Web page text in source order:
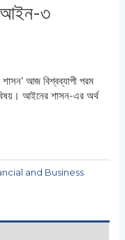
আইন-৩
বিষয়। আইনের শাসন-এর অর্থ
and Business